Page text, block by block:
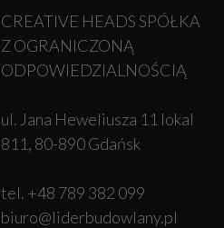
CREATIVE HEADS SPÓŁKA
Z OGRANICZONĄ
ODPOWIEDZIALNOŚCIĄ
ul. Jana Heweliusza 11 lokal
811, 80-890 Gdańsk
tel. +48 789 382 099
biuro@liderbudowlany.pl